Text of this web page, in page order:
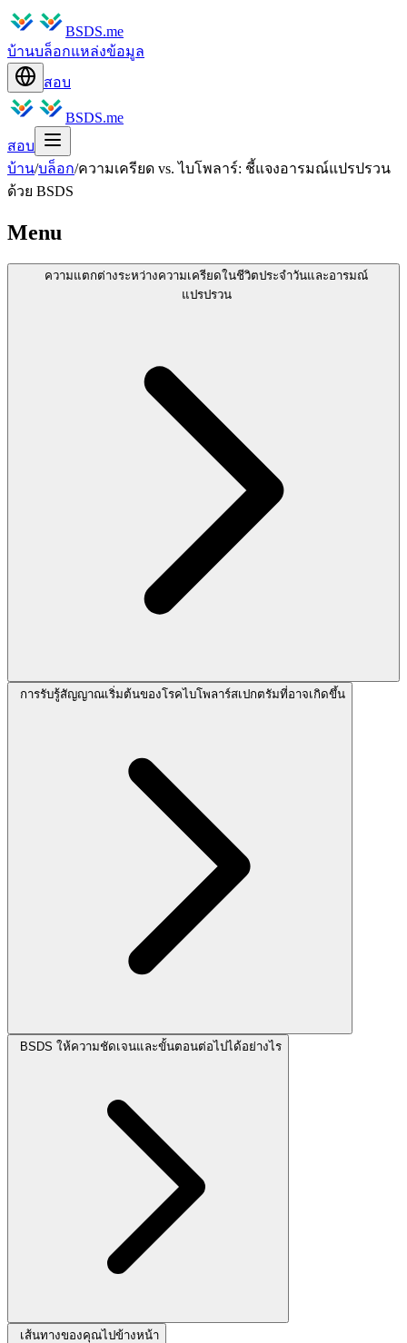
BSDS.me
บ้านบล็อกแหล่งข้อมูล
สอบ
BSDS.me
สอบ
บ้าน/บล็อก/ความเครียด vs. ไบโพลาร์: ชี้แจงอารมณ์แปรปรวน
ด้วย BSDS
Menu
ความแตกต่างระหว่างความเครียดในชีวิตประจำวันและอารมณ์
แปรปรวน
การรับรู้สัญญาณเริ่มต้นของโรคไบโพลาร์สเปกตรัมที่อาจเกิดขึ้น
BSDS ให้ความชัดเจนและขั้นตอนต่อไปได้อย่างไร
เส้นทางของคุณไปข้างหน้า